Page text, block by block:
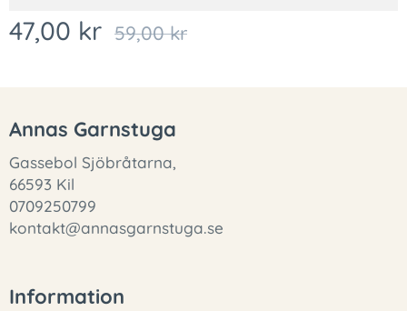
47,00 kr 59,00kr
Annas Garnstuga
Gassebol Sjöbråtarna,
66593 Kil
0709250799
kontakt@annasgarnstuga.se
Information